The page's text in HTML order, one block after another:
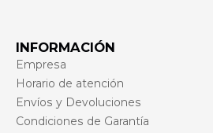
INFORMACIÓN
Empresa
Horario de atención
Envíos y Devoluciones
Condiciones de Garantía